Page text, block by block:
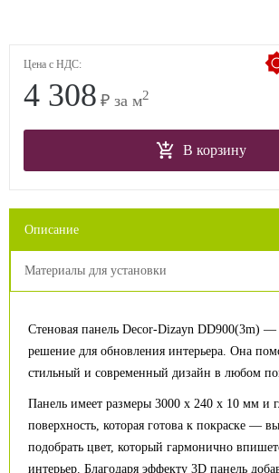
Цена с НДС:
4 308 ₽ за м2
В корзину
Описание
Материалы для установки
Стеновая панель Decor-Dizayn DD900(3m) —
решение для обновления интерьера. Она
стильный и современный дизайн в любом
Панель имеет размеры 3000 x 240 x 10 мм и
поверхность, которая готова к покраске —
подобрать цвет, который гармонично
интерьер. Благодаря эффекту 3D панель